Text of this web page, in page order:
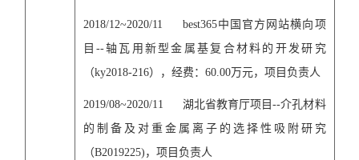
2018/12~2020/11
best365中国官方网站横向项
目 --轴瓦用新型金属基复合材料的开发研究
（ky2018-216），经费： 60.00万元，项目负责人
2019/08~2020/11 湖北省教育厅项目--介孔材料
的制备及对重金属离子的选择性吸附研究
（B2019225) ，项目负责人